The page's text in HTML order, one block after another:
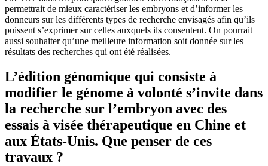
permettrait de mieux caractériser les embryons et d’informer les
donneurs sur les différents types de recherche envisagés afin qu’ils
puissent s’exprimer sur celles auxquels ils consentent. On pourrait
aussi souhaiter qu’une meilleure information soit donnée sur les
résultats des recherches qui ont été réalisées.
L’édition génomique qui consiste à
modifier le génome à volonté s’invite dans
la recherche sur l’embryon avec des
essais à visée thérapeutique en Chine et
aux États-Unis. Que penser de ces
travaux ?